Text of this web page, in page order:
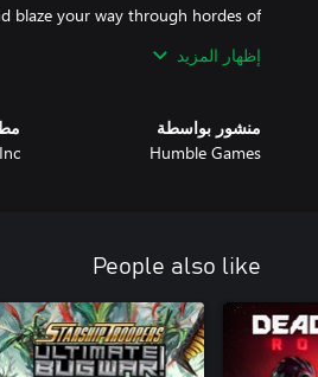
blaze your way through hordes of
demented dismemberment
Take on the campaign in 4-player
CTF, and more—then
إظهار المزيد
منشور بواسطة
Humble Games
People also like